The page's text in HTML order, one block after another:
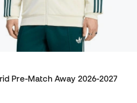
Pre-Match Away 2026-2027